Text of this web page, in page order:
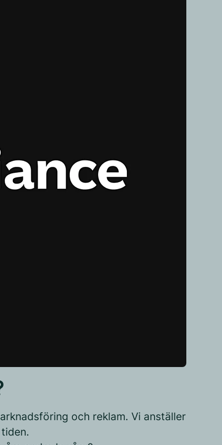
och reklam. Vi anställer